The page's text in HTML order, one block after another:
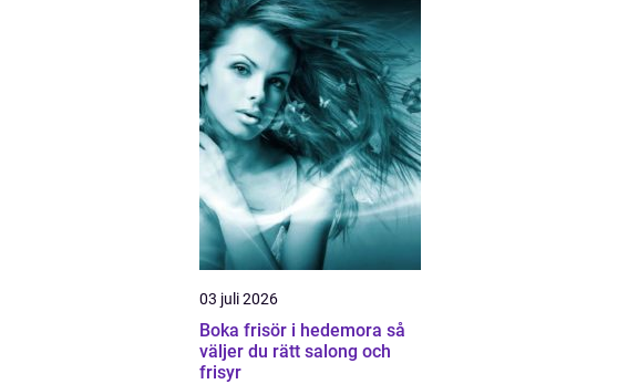
03 juli 2026
Boka frisör i hedemora så
väljer du rätt salong och
frisyr